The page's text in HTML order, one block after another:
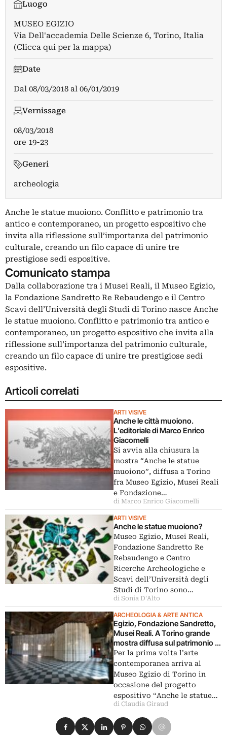
Luogo
MUSEO EGIZIO
Via Dell'accademia Delle Scienze 6, Torino, Italia
(Clicca qui per la mappa)
Date
Dal 08/03/2018 al 06/01/2019
Vernissage
08/03/2018
ore 19-23
Generi
archeologia
Anche le statue muoiono. Conflitto e patrimonio tra
antico e contemporaneo, un progetto espositivo che
invita alla riflessione sull’importanza del patrimonio
culturale, creando un filo capace di unire tre
prestigiose sedi espositive.
Comunicato stampa
Dalla collaborazione tra i Musei Reali, il Museo Egizio,
la Fondazione Sandretto Re Rebaudengo e il Centro
Scavi dell’Università degli Studi di Torino nasce Anche
le statue muoiono. Conflitto e patrimonio tra antico e
contemporaneo, un progetto espositivo che invita alla
riflessione sull’importanza del patrimonio culturale,
creando un filo capace di unire tre prestigiose sedi
espositive.
Articoli correlati
ARTI VISIVE
Anche le città muoiono.
L’editoriale di Marco Enrico
Giacomelli
Si avvia alla chiusura la
mostra “Anche le statue
muoiono”, diffusa a Torino
fra Museo Egizio, Musei Reali
e Fondazione…
di Marco Enrico Giacomelli
ARTI VISIVE
Anche le statue muoiono?
Museo Egizio, Musei Reali,
Fondazione Sandretto Re
Rebaudengo e Centro
Ricerche Archeologiche e
Scavi dell’Università degli
Studi di Torino sono…
di Sonia D'Alto
ARCHEOLOGIA & ARTE ANTICA
Egizio, Fondazione Sandretto,
Musei Reali. A Torino grande
mostra diffusa sul patrimonio in
rovina
Per la prima volta l’arte
contemporanea arriva al
Museo Egizio di Torino in
occasione del progetto
espositivo “Anche le statue…
di Claudia Giraud
Condividi su Facebook
Condividi su X
Condividi su LinkedIn
Condividi su Pinterest
Condividi su WhatsApp
Condividi su Email